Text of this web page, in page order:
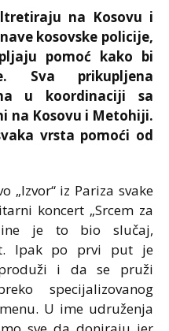
na Kosovu i
kosovske policije,
pomoć kako bi
Sva prikupljena
u koordinaciji sa
na Kosovu i Metohiji.
vrsta pomoći od
„Izvor“ iz Pariza svake
koncert „Srcem za
je to bio slučaj,
Ipak po prvi put je
i da se pruži
specijalizovanog
U ime udruženja